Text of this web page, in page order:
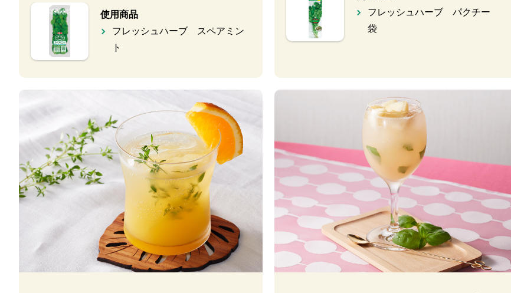
使用商品
フレッシュハーブ スペアミン
ト
フレッシュハーブ パクチー
袋